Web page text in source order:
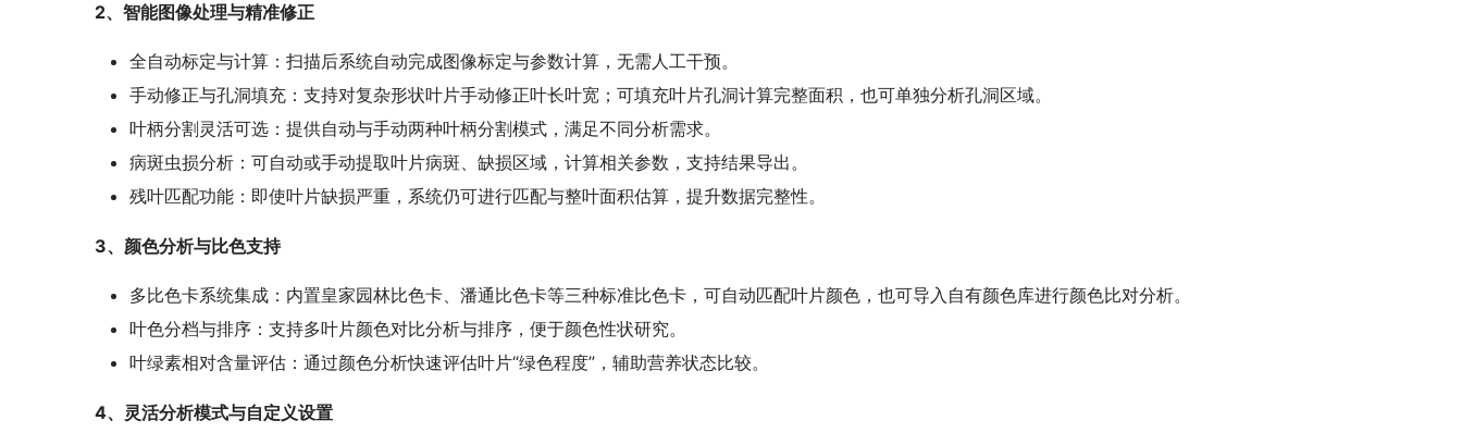
2、智能图像处理与精准修正
全自动标定与计算：扫描后系统自动完成图像标定与参数计算，无需人工干预。
手动修正与孔洞填充：支持对复杂形状叶片手动修正叶长叶宽；可填充叶片孔洞计算完整面积，也可单独分析孔洞区域。
叶柄分割灵活可选：提供自动与手动两种叶柄分割模式，满足不同分析需求。
病斑虫损分析：可自动或手动提取叶片病斑、缺损区域，计算相关参数，支持结果导出。
残叶匹配功能：即使叶片缺损严重，系统仍可进行匹配与整叶面积估算，提升数据完整性。
3、颜色分析与比色支持
多比色卡系统集成：内置皇家园林比色卡、潘通比色卡等三种标准比色卡，可自动匹配叶片颜色，也可导入自有颜色库进行颜色比对分析。
叶色分档与排序：支持多叶片颜色对比分析与排序，便于颜色性状研究。
叶绿素相对含量评估：通过颜色分析快速评估叶片“绿色程度”，辅助营养状态比较。
4、灵活分析模式与自定义设置